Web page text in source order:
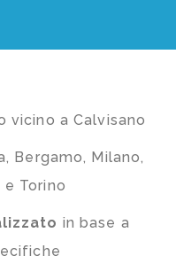
vicino a Calvisano
Bergamo, Milano,
e Torino
in base a